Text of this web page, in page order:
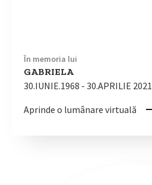
În memoria lui
GABRIELA
30.IUNIE.1968 - 30.APRILIE 2021
Aprinde o lumânare virtuală